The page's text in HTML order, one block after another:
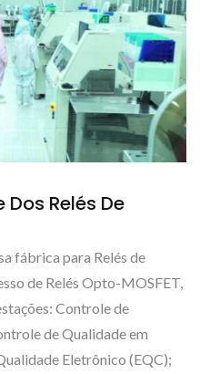
Relés De
fábrica para Relés de
de Relés Opto-MOSFET,
Controle de
de Qualidade em
Eletrônico (EQC);